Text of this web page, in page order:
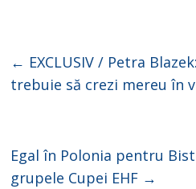
y
i
← EXCLUSIV / Petra
trebuie să crezi mereu în
Egal în Polonia pentru
grupele Cupei EHF →